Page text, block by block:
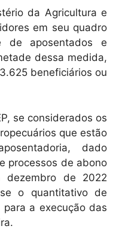
da Agricultura e
em seu quadro
de aposentados e
dessa medida,
beneficiários ou
se considerados os
que estão
dado
processos de abono
dezembro de 2022
o quantitativo de
para a execução das